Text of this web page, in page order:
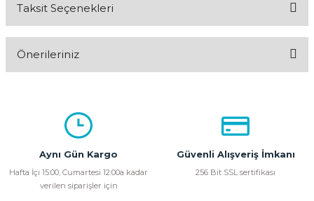
Taksit Seçenekleri
Önerileriniz
kullanarak tarafımıza iletebilirsiniz.
Görüş ve önerileriniz için teşekkür ederiz.
Ürün açıklamasında eksik bilgiler bulunuyor.
Aynı Gün Kargo
Hafta İçi 15:00, Cumartesi 12:00a kadar
verilen siparişler için
Güvenli Alışveriş İmkanı
256 Bit SSL sertifikası